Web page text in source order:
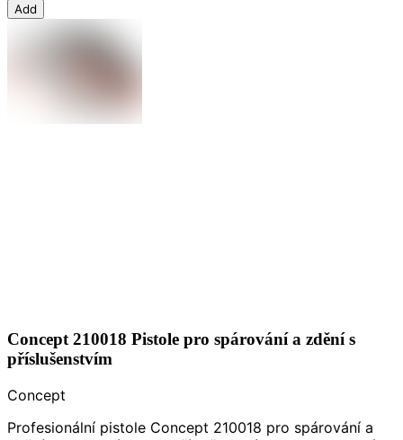
Add
Concept 210018 Pistole pro spárování a zdění s
příslušenstvím
Concept
Profesionální pistole Concept 210018 pro spárování a